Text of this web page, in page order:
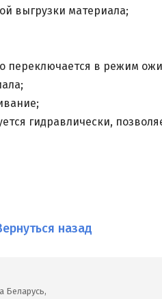
выгрузки материала;
переключается в режим
гидравлически,
назад
Беларусь,